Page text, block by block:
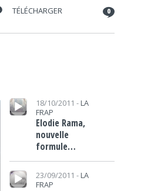
TÉLÉCHARGER 0
Lecteur audio 18/10/2011 - LA
FRAP
Elodie Rama,
nouvelle
formule…
Lecteur audio
23/09/2011 - LA
FRAP